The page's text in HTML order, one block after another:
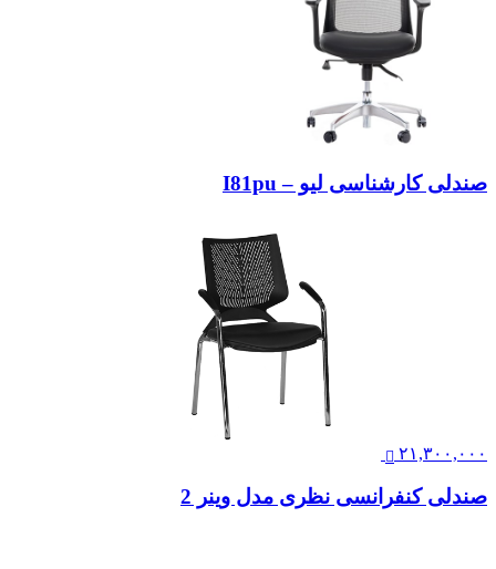
صندلی کارشناسی لیو – I81pu
۲۱,۳۰۰,۰۰۰
صندلی کنفرانسی نظری مدل وینر 2